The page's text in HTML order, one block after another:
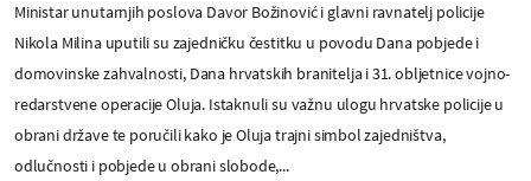
Ministar unutarnjih poslova Davor Božinović i glavni ravnatelj policije
Nikola Milina uputili su zajedničku čestitku u povodu Dana pobjede i
domovinske zahvalnosti, Dana hrvatskih branitelja i 31. obljetnice vojno-
redarstvene operacije Oluja. Istaknuli su važnu ulogu hrvatske policije u
obrani države te poručili kako je Oluja trajni simbol zajedništva,
odlučnosti i pobjede u obrani slobode,...